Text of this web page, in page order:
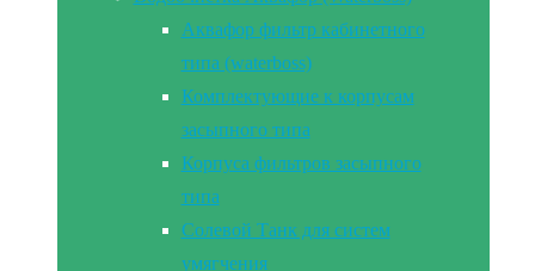
Аквафор фильтр кабинетного
типа (waterboss)
Комплектующие к корпусам
засыпного типа
Корпуса фильтров засыпного
типа
Солевой Танк для систем
умягчения